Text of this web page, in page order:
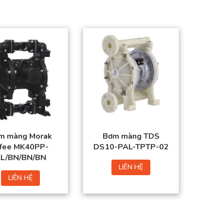
màng Morak
MK40PP-
BN/BN/BN
LIÊN HỆ
Bơm màng TDS
DS10-PAL-TPTP-02
LIÊN HỆ